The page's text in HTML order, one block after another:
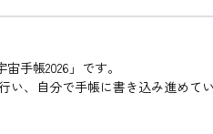
手帳2026」です。
、自分で手帳に書き込み進めて